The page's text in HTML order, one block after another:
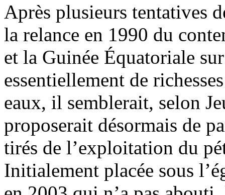
Après plusieurs tentatives
la relance en 1990 du
et la Guinée Équatoriale
essentiellement de
eaux, il semblerait, selon
proposerait désormais de
tirés de l’exploitation du
Initialement placée sous